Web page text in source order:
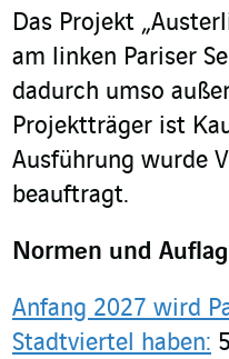
Das Projekt
am linken Pariser
dadurch umso
Projektträger ist
Ausführung wurde
beauftragt.
Normen und
Anfang 2027 wird
Stadtviertel haben: